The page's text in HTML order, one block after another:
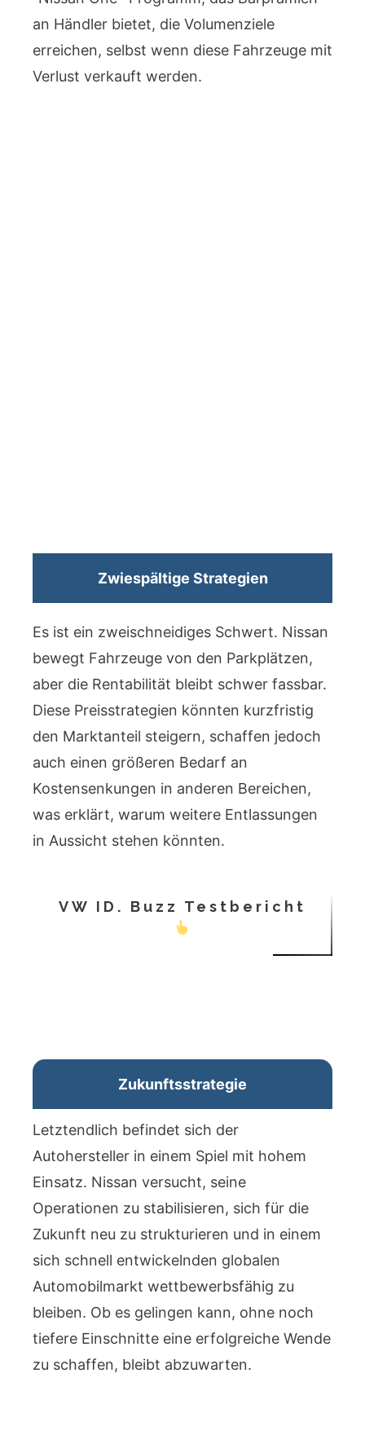
an Händler bietet, die Volumenziele
erreichen, selbst wenn diese Fahrzeuge mit
Verlust verkauft werden.
Zwiespältige Strategien
Es ist ein zweischneidiges Schwert. Nissan
bewegt Fahrzeuge von den Parkplätzen,
aber die Rentabilität bleibt schwer fassbar.
Diese Preisstrategien könnten kurzfristig
den Marktanteil steigern, schaffen jedoch
auch einen größeren Bedarf an
Kostensenkungen in anderen Bereichen,
was erklärt, warum weitere Entlassungen
in Aussicht stehen könnten.
VW ID. Buzz Testbericht
Zukunftsstrategie
Letztendlich befindet sich der
Autohersteller in einem Spiel mit hohem
Einsatz. Nissan versucht, seine
Operationen zu stabilisieren, sich für die
Zukunft neu zu strukturieren und in einem
sich schnell entwickelnden globalen
Automobilmarkt wettbewerbsfähig zu
bleiben. Ob es gelingen kann, ohne noch
tiefere Einschnitte eine erfolgreiche Wende
zu schaffen, bleibt abzuwarten.